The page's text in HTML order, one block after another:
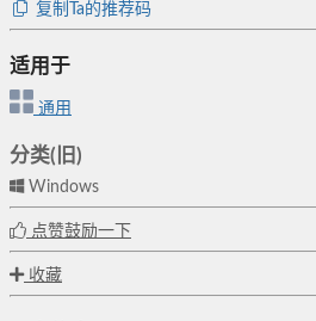
复制Ta的推荐码
适用于
通用
分类(旧)
Windows
点赞鼓励一下
收藏